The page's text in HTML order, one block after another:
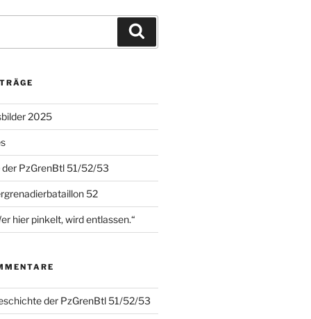
2025
der PzGrenBtl 51/52/53
52
hier pinkelt, wird entlassen.“
der PzGrenBtl 51/52/53